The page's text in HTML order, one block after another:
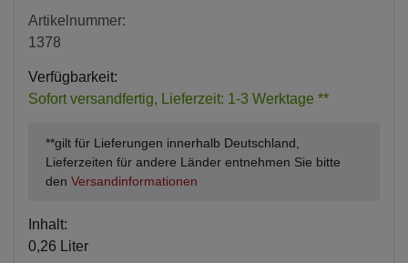
Artikelnummer:
1378
Verfügbarkeit:
Sofort versandfertig, Lieferzeit: 1-3 Werktage **
**gilt für Lieferungen innerhalb Deutschland,
Lieferzeiten für andere Länder entnehmen Sie bitte
den Versandinformationen
Inhalt:
0,26 Liter